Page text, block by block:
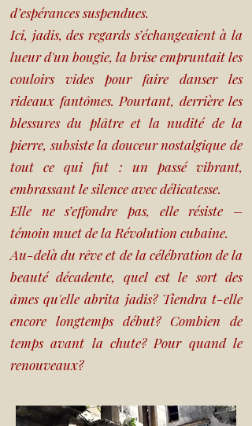
d’espérances suspendues.
Ici, jadis, des regards s’échangeaient à la
lueur d'un bougie, la brise empruntait les
couloirs vides pour faire danser les
rideaux fantômes. Pourtant, derrière les
blessures du plâtre et la nudité de la
pierre, subsiste la douceur nostalgique de
tout ce qui fut : un passé vibrant,
embrassant le silence avec délicatesse.
Elle ne s’effondre pas, elle résiste –
témoin muet de la Révolution cubaine.
Au-delà du rêve et de la célébration de la
beauté décadente, quel est le sort des
âmes qu'elle abrita jadis? Tiendra t-elle
encore longtemps début? Combien de
temps avant la chute? Pour quand le
renouveaux?